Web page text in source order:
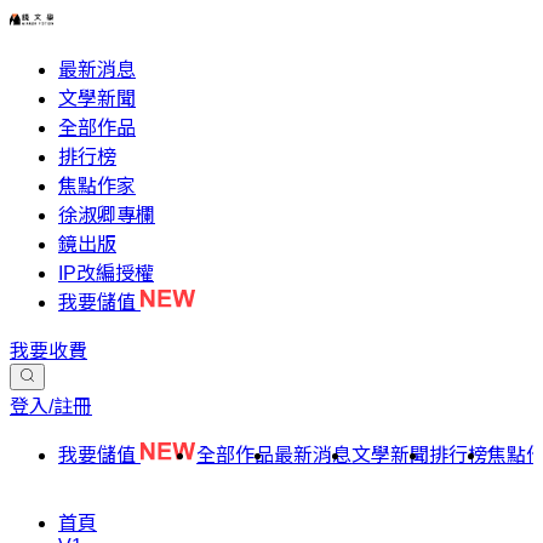
最新消息
文學新聞
全部作品
排行榜
焦點作家
徐淑卿專欄
鏡出版
IP改編授權
我要儲值
我要收費
登入/註冊
我要儲值 全部作品最新消息文學新聞排行榜焦點
首頁